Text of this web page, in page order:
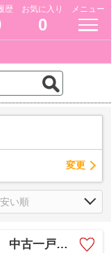
歴 お気に入り
0
メニュー
変更
一戸建て